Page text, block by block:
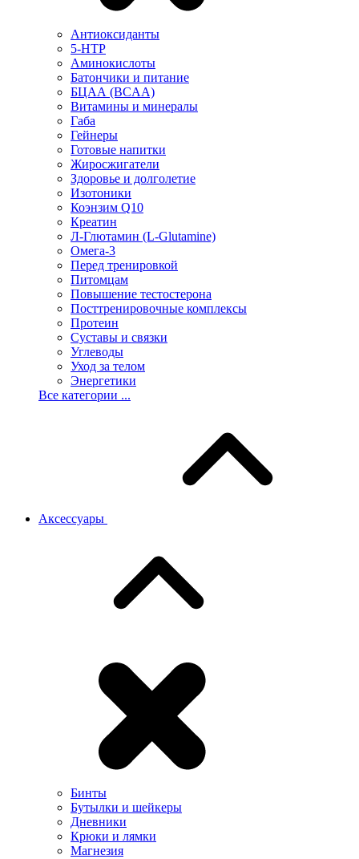
Антиоксиданты
5-HTP
Аминокислоты
Батончики и питание
БЦАА (BCAA)
Витамины и минералы
Габа
Гейнеры
Готовые напитки
Жиросжигатели
Здоровье и долголетие
Изотоники
Коэнзим Q10
Креатин
Л-Глютамин (L-Glutamine)
Омега-3
Перед тренировкой
Питомцам
Повышение тестостерона
Посттренировочные комплексы
Протеин
Суставы и связки
Углеводы
Уход за телом
Энергетики
Все категории ...
Аксессуары
Бинты
Бутылки и шейкеры
Дневники
Крюки и лямки
Магнезия